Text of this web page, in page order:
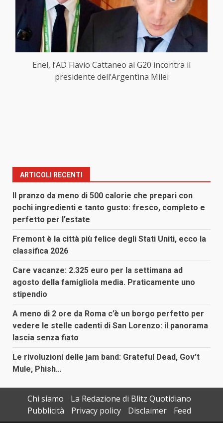
Enel, l’AD Flavio Cattaneo al G20 incontra il
presidente dell’Argentina Milei
ARTICOLI RECENTI
Il pranzo da meno di 500 calorie che prepari con
pochi ingredienti e tanto gusto: fresco, completo e
perfetto per l’estate
Fremont è la città più felice degli Stati Uniti, ecco la
classifica 2026
Care vacanze: 2.325 euro per la settimana ad
agosto della famigliola media. Praticamente uno
stipendio
A meno di 2 ore da Roma c’è un borgo perfetto per
vedere le stelle cadenti di San Lorenzo: il panorama
lascia senza fiato
Le rivoluzioni delle jam band: Grateful Dead, Gov’t
Mule, Phish…
Chi siamo
La Redazione di Blitz Quotidiano
Pubblicità
Privacy policy Disclaimer Feed